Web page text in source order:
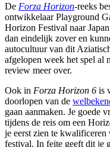
De Forza Horizon-reeks
ontwikkelaar Playground
Horizon Festival naar
dan eindelijk zover en
autocultuur van dit
afgelopen week het spel al
review meer over.
Ook in Forza Horizon 6 is
doorlopen van de
gaan aanmaken. Je goede
tijdens de reis om een
je eerst zien te kwalificeren
festival. In feite geeft dit je